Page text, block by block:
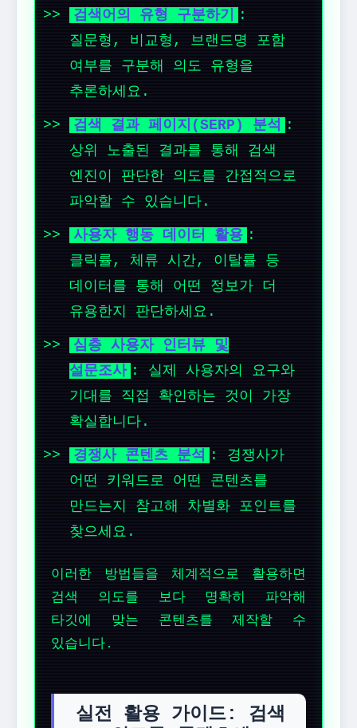
검색어의 유형 구분하기
:
질문형, 비교형, 브랜드명 포함
여부를 구분해 의도 유형을
추론하세요.
검색 결과 페이지(SERP) 분석
:
상위 노출된 결과를 통해 검색
엔진이 판단한 의도를 간접적으로
파악할 수 있습니다.
사용자 행동 데이터 활용 :
클릭률, 체류 시간, 이탈률 등
데이터를 통해 어떤 정보가 더
유용한지 판단하세요.
심층 사용자 인터뷰 및
설문조사 : 실제 사용자의 요구와
기대를 직접 확인하는 것이 가장
확실합니다.
경쟁사 콘텐츠 분석
: 경쟁사가
어떤 키워드로 어떤 콘텐츠를
만드는지 참고해 차별화 포인트를
찾으세요.
이러한 방법들을 체계적으로 활용하면
검색 의도를 보다 명확히 파악해
타깃에 맞는 콘텐츠를 제작할 수
있습니다.
실전 활용 가이드: 검색